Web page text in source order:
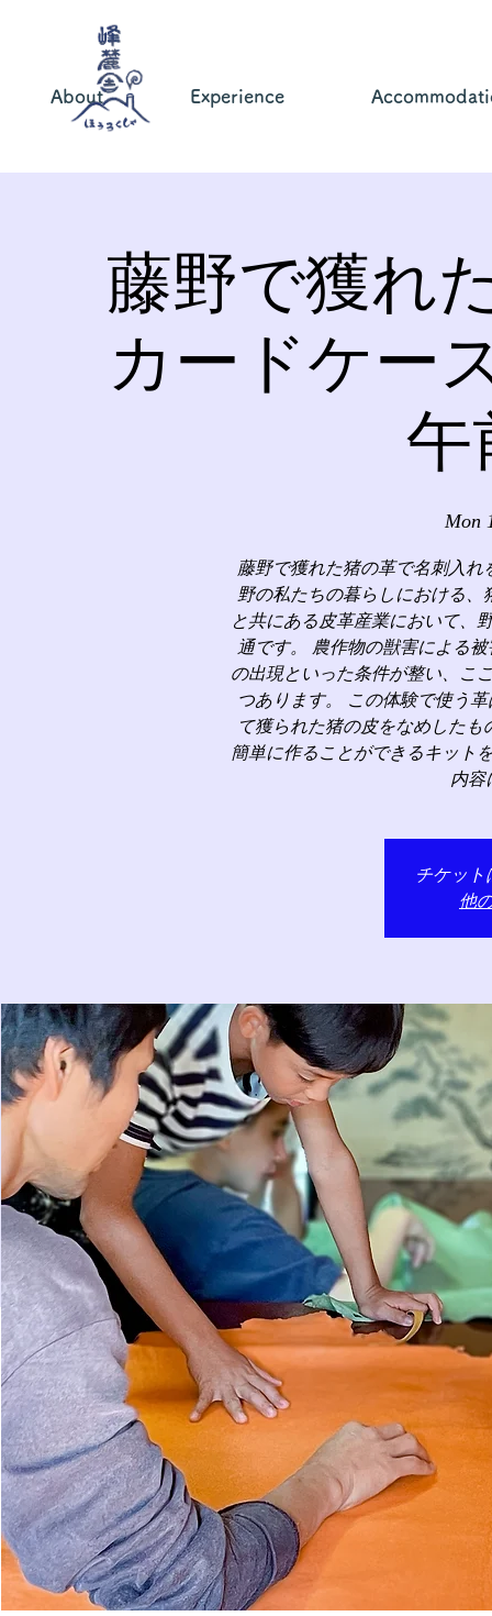
About Experience
藤野で獲れ
カードケー
午
Mon
藤野で獲れた猪の革で名刺入
野の私たちの暮らしにおける
と共にある皮革産業において、
通です。 農作物の獣害による
の出現といった条件が整い、こ
つあります。 この体験で使う
て獲られた猪の皮をなめした
簡単に作ることができるキット
内容
チケット
他